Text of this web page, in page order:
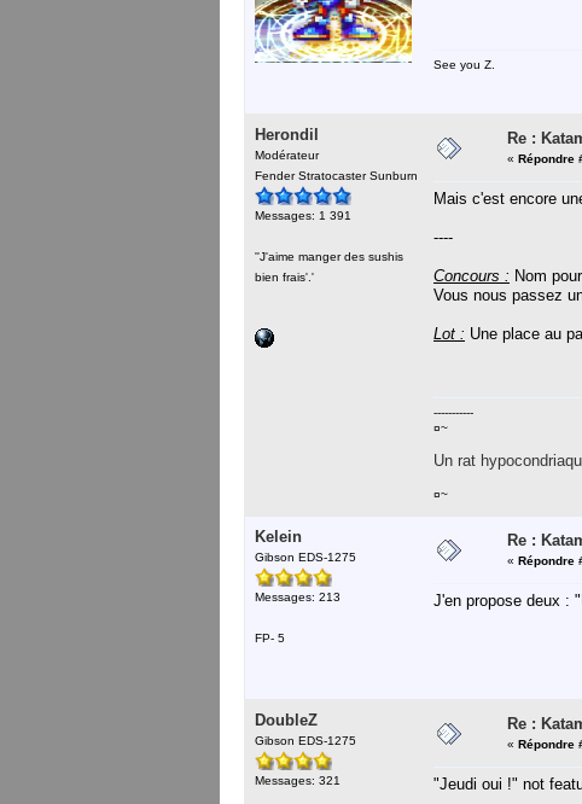
See you Z.
Herondil
Modérateur
Fender Stratocaster Sunburn
Messages: 1 391
''J'aime manger des sushis
bien frais'.'
Re :
« Répondre
Mais c'est encore
----
Concours : Nom
Vous nous passez
Lot : Une place au
-----------
¤~
Un rat
¤~
Kelein
Gibson EDS-1275
Messages: 213
FP- 5
Re :
« Répondre
J'en propose deux :
DoubleZ
Gibson EDS-1275
Messages: 321
Re :
« Répondre
"Jeudi oui !" not